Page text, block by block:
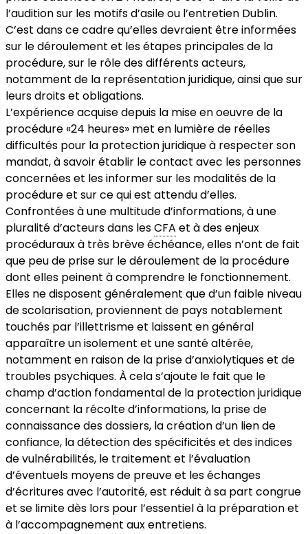
l’audition sur les motifs d’asile ou l’entretien Dublin.
C’est dans ce cadre qu’elles devraient être informées
sur le déroulement et les étapes principales de la
procédure, sur le rôle des différents acteurs,
notamment de la représentation juridique, ainsi que sur
leurs droits et obligations.
L’expérience acquise depuis la mise en oeuvre de la
procédure «24 heures» met en lumière de réelles
difficultés pour la protection juridique à respecter son
mandat, à savoir établir le contact avec les personnes
concernées et les informer sur les modalités de la
procédure et sur ce qui est attendu d’elles.
Confrontées à une multitude d’informations, à une
pluralité d’acteurs dans lesCFA et à des enjeux
procéduraux à très brève échéance, elles n’ont de fait
que peu de prise sur le déroulement de la procédure
dont elles peinent à comprendre le fonctionnement.
Elles ne disposent généralement que d’un faible niveau
de scolarisation, proviennent de pays notablement
touchés par l’illettrisme et laissent en général
apparaître un isolement et une santé altérée,
notamment en raison de la prise d’anxiolytiques et de
troubles psychiques. À cela s’ajoute le fait que le
champ d’action fondamental de la protection juridique
concernant la récolte d’informations, la prise de
connaissance des dossiers, la création d’un lien de
confiance, la détection des spécificités et des indices
de vulnérabilités, le traitement et l’évaluation
d’éventuels moyens de preuve et les échanges
d’écritures avec l’autorité, est réduit à sa part congrue
et se limite dès lors pour l’essentiel à la préparation et
à l’accompagnement aux entretiens.